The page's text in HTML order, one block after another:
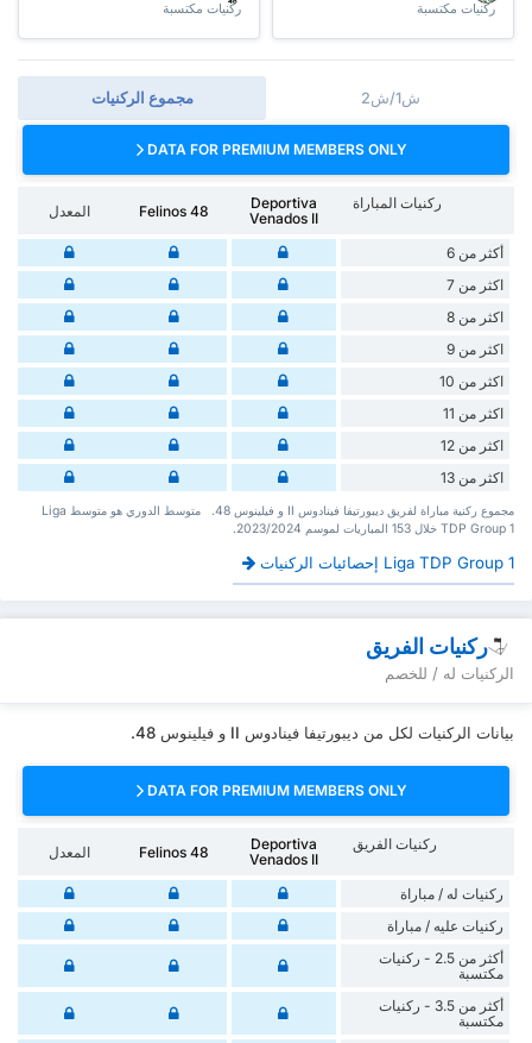
ركنيات مكتسبة ركنيات مكتسبة
مجموع الركنيات ش1/ش2
DATA FOR PREMIUM MEMBERS ONLY
ركنيات المباراة
Deportiva
Venados II
Felinos 48 المعدل
أكثر من 6
اكثر من 7
اكثر من 8
اكثر من 9
اكثر من 10
اكثر من 11
اكثر من 12
اكثر من 13
‏مجموع ركنية مباراة لفريق ديبورتيفا فينادوس II و فيلينوس 48. ‏‏ ‏ ‏متوسط الدوري هو متوسط Liga
TDP Group 1 ‏خلال 153 ‏المباريات لموسم 2023/2024.
Liga TDP Group 1 إحصائيات الركنيات
ركنيات الفريق
الركنيات له / للخصم
بيانات الركنيات لكل من ديبورتيفا فينادوس II و فيلينوس 48.
DATA FOR PREMIUM MEMBERS ONLY
ركنيات الفريق
Deportiva
Venados II
Felinos 48 المعدل
‏ركنيات له / مباراة
‏ركنيات ‏عليه / مباراة
أكثر من 2.5 - ركنيات
مكتسبة
أكثر من 3.5 - ركنيات
مكتسبة